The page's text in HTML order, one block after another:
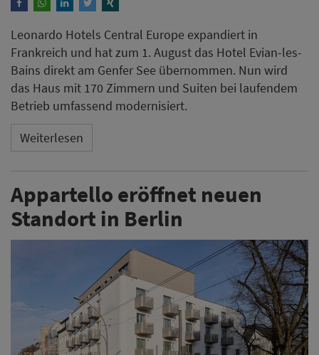
Leonardo Hotels Central Europe expandiert in
Frankreich und hat zum 1. August das Hotel Evian-les-
Bains direkt am Genfer See übernommen. Nun wird
das Haus mit 170 Zimmern und Suiten bei laufendem
Betrieb umfassend modernisiert.
Weiterlesen
Appartello eröffnet neuen
Standort in Berlin